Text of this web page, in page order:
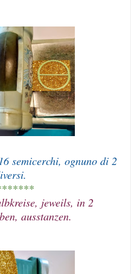
semicerchi, ognuno di 2
jeweils, in 2
ausstanzen.